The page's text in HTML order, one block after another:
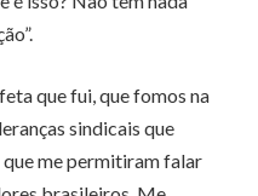
que fui, que fomos na
sindicais que
me permitiram falar